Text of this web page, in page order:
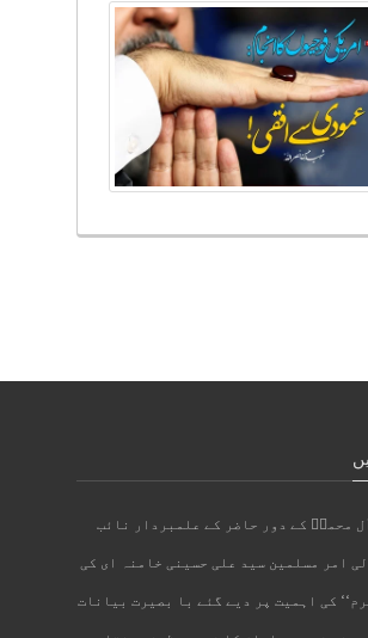
آل محمدؐ کے دور حاضر کے علمبردار نائب
امر مسلمین سید علی حسینی خامنہ ای کی
کی اہمیت پر دیے گئے با بصیرت بیانات